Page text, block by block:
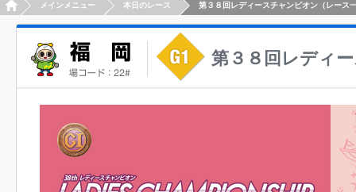
HOMEメインメニュー 本日のレース 第３８回レディースチャンピオン（レース
第３８回レディ